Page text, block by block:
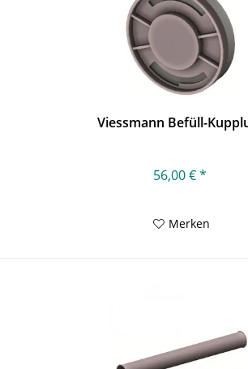
Viessmann Befüll-
56,00 € *
Merken